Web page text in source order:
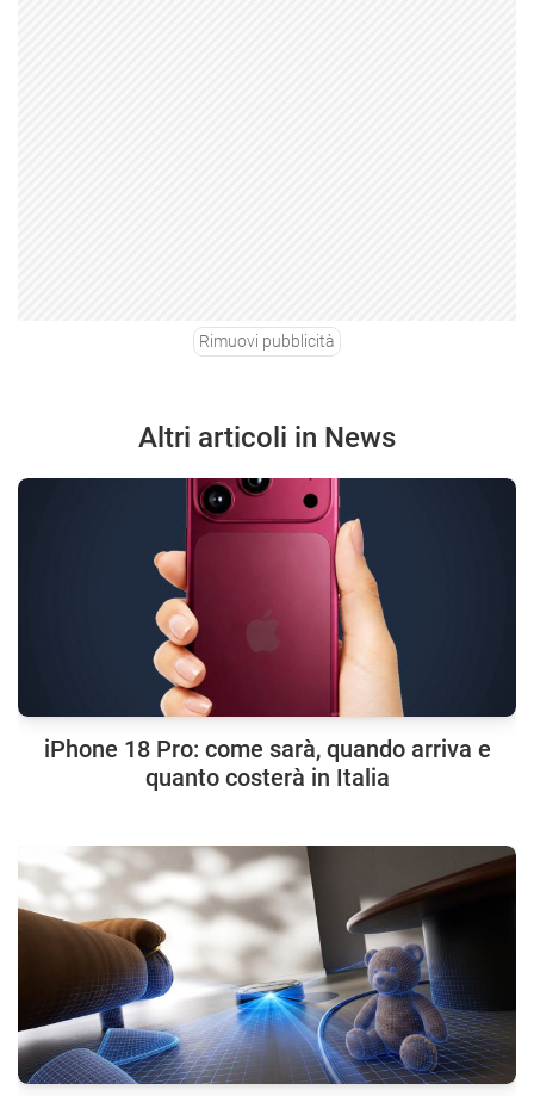
Rimuovi pubblicità
Altri articoli in News
iPhone 18 Pro: come sarà, quando arriva e
quanto costerà in Italia